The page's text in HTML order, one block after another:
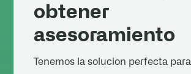
obtener
asesoramiento
Tenemos la solucion perfecta